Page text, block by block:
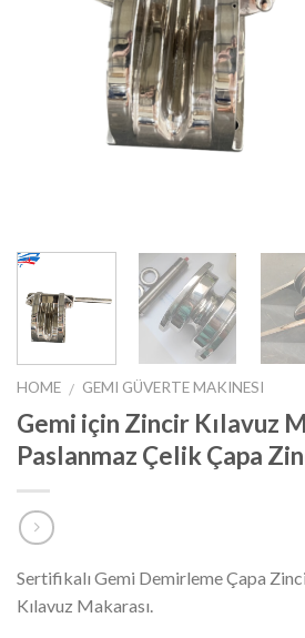
HOME / GEMI GÜVERTE MAKINESI
Gemi için Zincir Kılavuz
Paslanmaz Çelik Çapa
Sertifikalı Gemi Demirleme Çapa
Kılavuz Makarası.